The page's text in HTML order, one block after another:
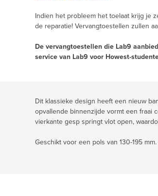
Indien het probleem het toelaat krijg je
de reparatie! Vervangtoestellen zullen
De vervangtoestellen die Lab9
service van Lab9 voor Howest-
Dit klassieke design heeft een nieuw
opvallende binnenzijde vormt een fraai
vierkante gesp springt vlot open,
Geschikt voor een pols van 130-195 mm.